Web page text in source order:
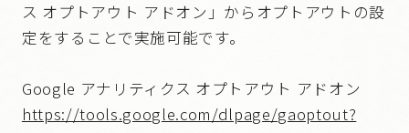
ス オプトアウト アドオン」からオプトアウトの設
定をすることで実施可能です。
Google アナリティクス オプトアウト アドオン
https://tools.google.com/dlpage/gaoptout?